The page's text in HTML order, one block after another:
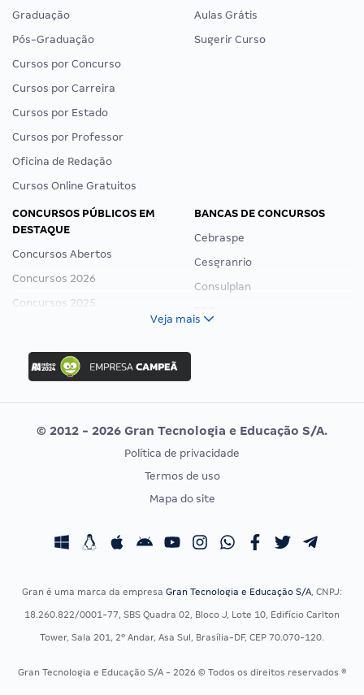
Graduação
Pós-Graduação
Cursos por Concurso
Cursos por Carreira
Cursos por Estado
Cursos por Professor
Oficina de Redação
Cursos Online Gratuitos
Aulas Grátis
Sugerir Curso
CONCURSOS PÚBLICOS EM
DESTAQUE
Concursos Abertos
Concursos 2026
Concursos 2025
Concurso Ibama
Concurso MPU
Editais publicados
BANCAS DE CONCURSOS
Cebraspe
Cesgranrio
Consulplan
Vunesp
CONCURSOS POR PROFISSÃO
Concursos Fiscais
Concursos Saúde
Residência Multiprofissional
EXAME DE ORDEM
Calendário OAB
Veja mais
© 2012 - 2026 Gran Tecnologia e Educação S/A.
Política de privacidade
Termos de uso
Mapa do site
Gran é uma marca da empresa Gran Tecnologia e Educação S/A, CNPJ:
18.260.822/0001-77, SBS Quadra 02, Bloco J, Lote 10, Edifício Carlton
Tower, Sala 201, 2º Andar, Asa Sul, Brasília-DF, CEP 70.070-120.
Gran Tecnologia e Educação S/A - 2026 © Todos os direitos reservados ®